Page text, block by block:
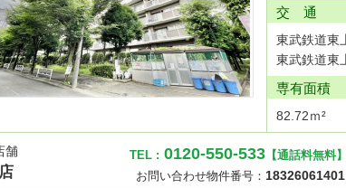
交 通
東武鉄道東
東武鉄道東
専有面積
82.72ｍ²
舗 TEL : 0120-550-533 【通話料無料】
お問い合わせ物件番号：18326061401